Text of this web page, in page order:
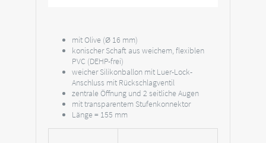
mit Olive (Ø 16 mm)
konischer Schaft aus weichem, flexiblen
PVC (DEHP-frei)
weicher Silikonballon mit Luer-Lock-
Anschluss mit Rückschlagventil
zentrale Öffnung und 2 seitliche Augen
mit transparentem Stufenkonnektor
Länge = 155 mm